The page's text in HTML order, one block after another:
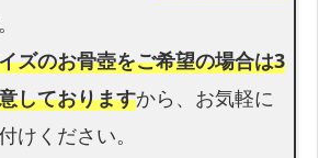
束
足元も花束を入れられます
ズのお骨壺をご希望の場合は3
しておりますから、お気軽に
けください。